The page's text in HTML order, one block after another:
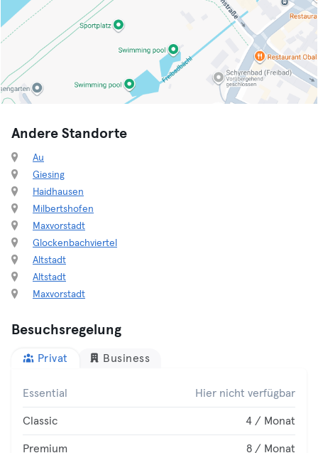
Andere Standorte
Au
Giesing
Haidhausen
Milbertshofen
Maxvorstadt
Glockenbachviertel
Altstadt
Altstadt
Maxvorstadt
Besuchsregelung
Privat Business
Essential Hier nicht verfügbar
Classic 4 / Monat
Premium 8 / Monat